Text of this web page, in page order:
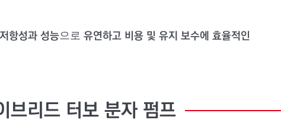
항성과 성능으로유연하고 비용 및 유지 보수에 효율적인
브리드 터보분자 펌프